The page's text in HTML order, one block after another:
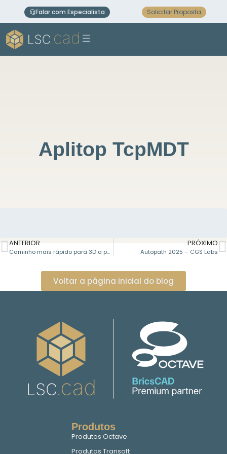
Falar com Especialista Solicitar Proposta
Aplitop TcpMDT
ANTERIOR
Caminho mais rápido para 3D a partir de 2D no BricsCAD
PRÓXIMO
Autopath 2025 – CGS Labs
Voltar a página inicial do blog
Produtos
Produtos Octave
Produtos Transoft